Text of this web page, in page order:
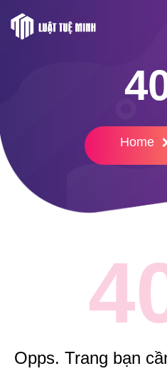
Home
Opps. Trang bạn